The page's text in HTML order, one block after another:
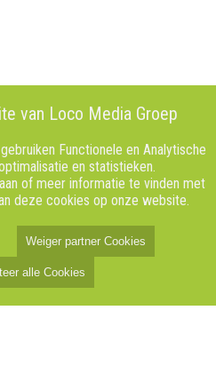
van Loco Media Groep
Functionele en Analytische
en statistieken.
of meer informatie te vinden met
deze cookies op onze website.
Weiger partner Cookies
alle Cookies